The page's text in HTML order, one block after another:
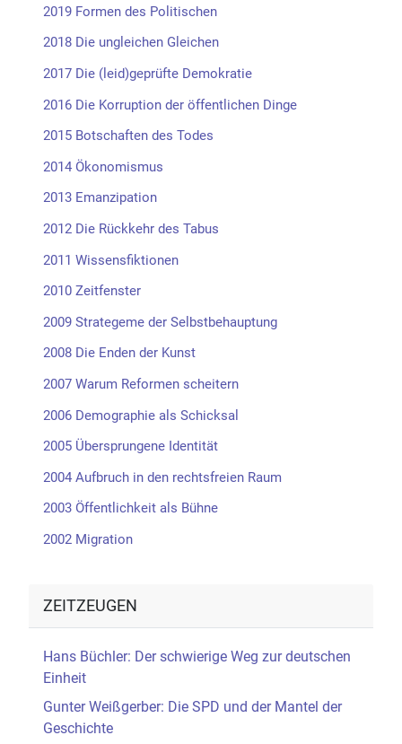
2019 Formen des Politischen
2018 Die ungleichen Gleichen
2017 Die (leid)geprüfte Demokratie
2016 Die Korruption der öffentlichen Dinge
2015 Botschaften des Todes
2014 Ökonomismus
2013 Emanzipation
2012 Die Rückkehr des Tabus
2011 Wissensfiktionen
2010 Zeitfenster
2009 Strategeme der Selbstbehauptung
2008 Die Enden der Kunst
2007 Warum Reformen scheitern
2006 Demographie als Schicksal
2005 Übersprungene Identität
2004 Aufbruch in den rechtsfreien Raum
2003 Öffentlichkeit als Bühne
2002 Migration
ZEITZEUGEN
Hans Büchler: Der schwierige Weg zur deutschen
Einheit
Gunter Weißgerber: Die SPD und der Mantel der
Geschichte